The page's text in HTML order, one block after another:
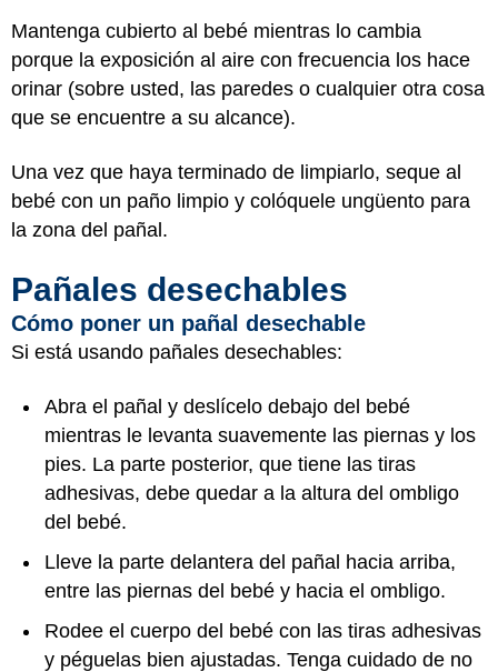
Mantenga cubierto al bebé mientras lo cambia
porque la exposición al aire con frecuencia los hace
orinar (sobre usted, las paredes o cualquier otra cosa
que se encuentre a su alcance).
Una vez que haya terminado de limpiarlo, seque al
bebé con un paño limpio y colóquele ungüento para
la zona del pañal.
Pañales desechables
Cómo poner un pañal desechable
Si está usando pañales desechables:
Abra el pañal y deslícelo debajo del bebé
mientras le levanta suavemente las piernas y los
pies. La parte posterior, que tiene las tiras
adhesivas, debe quedar a la altura del ombligo
del bebé.
Lleve la parte delantera del pañal hacia arriba,
entre las piernas del bebé y hacia el ombligo.
Rodee el cuerpo del bebé con las tiras adhesivas
y péguelas bien ajustadas. Tenga cuidado de no